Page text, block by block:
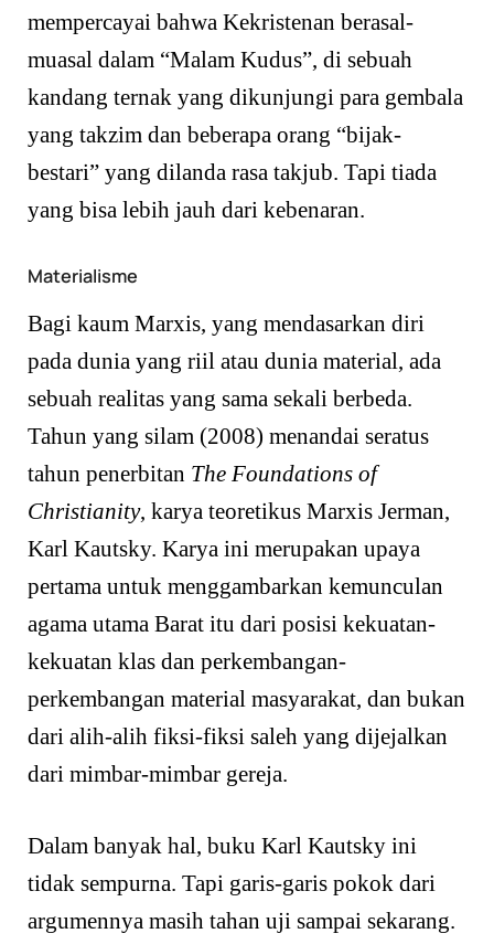
mempercayai bahwa Kekristenan berasal-
muasal dalam “Malam Kudus”, di sebuah
kandang ternak yang dikunjungi para gembala
yang takzim dan beberapa orang “bijak-
bestari” yang dilanda rasa takjub. Tapi tiada
yang bisa lebih jauh dari kebenaran.
Materialisme
Bagi kaum Marxis, yang mendasarkan diri
pada dunia yang riil atau dunia material, ada
sebuah realitas yang sama sekali berbeda.
Tahun yang silam (2008) menandai seratus
tahun penerbitan The Foundations of
Christianity, karya teoretikus Marxis Jerman,
Karl Kautsky. Karya ini merupakan upaya
pertama untuk menggambarkan kemunculan
agama utama Barat itu dari posisi kekuatan-
kekuatan klas dan perkembangan-
perkembangan material masyarakat, dan bukan
dari alih-alih fiksi-fiksi saleh yang dijejalkan
dari mimbar-mimbar gereja.
Dalam banyak hal, buku Karl Kautsky ini
tidak sempurna. Tapi garis-garis pokok dari
argumennya masih tahan uji sampai sekarang.